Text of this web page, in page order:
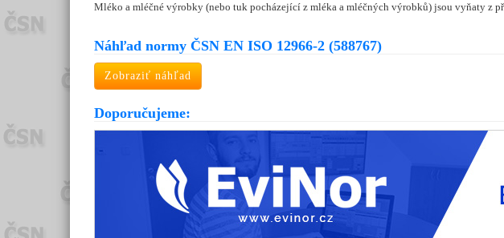
Mléko a mléčné výrobky (nebo tuk pocházející z mléka a mléčných výrobků) jsou vyňaty z
Náhľad normy ČSN EN ISO 12966-2 (588767)
Zobraziť náhľad
Doporučujeme: